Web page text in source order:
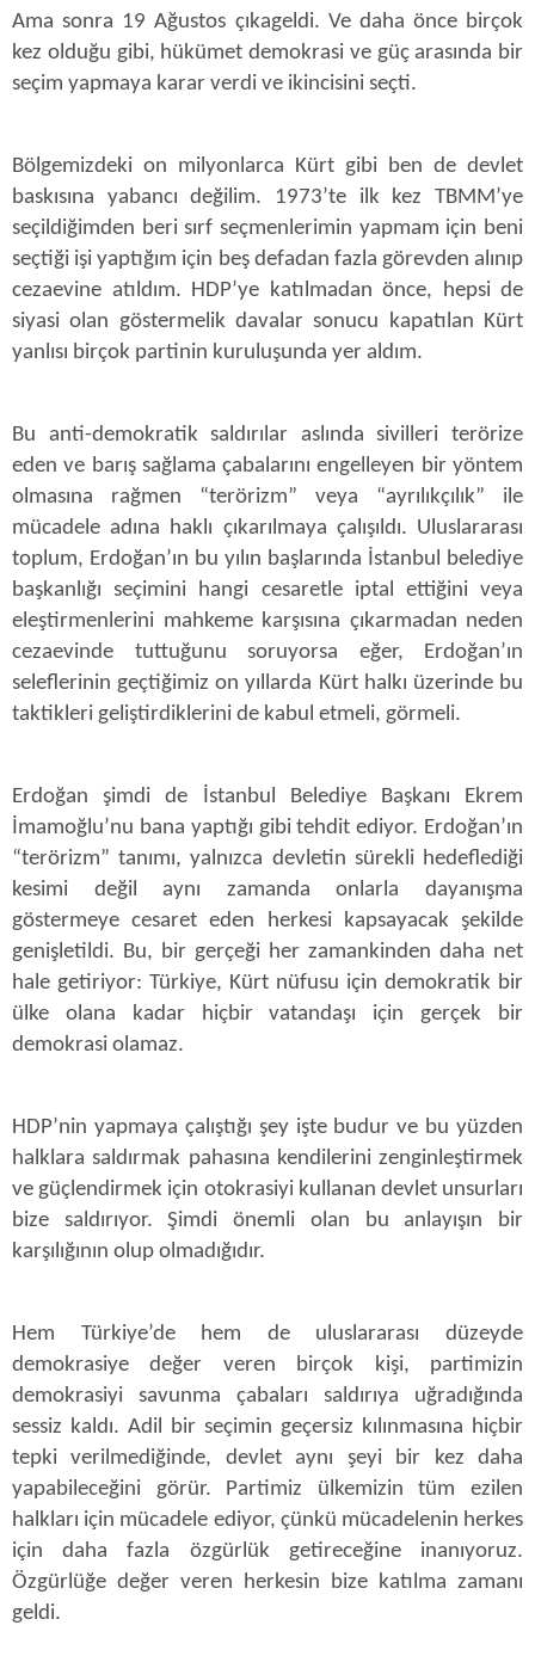
Ama sonra 19 Ağustos çıkageldi. Ve daha önce birçok
kez olduğu gibi, hükümet demokrasi ve güç arasında bir
seçim yapmaya karar verdi ve ikincisini seçti.
Bölgemizdeki on milyonlarca Kürt gibi ben de devlet
baskısına yabancı değilim. 1973’te ilk kez TBMM’ye
seçildiğimden beri sırf seçmenlerimin yapmam için beni
seçtiği işi yaptığım için beş defadan fazla görevden alınıp
cezaevine atıldım. HDP’ye katılmadan önce, hepsi de
siyasi olan göstermelik davalar sonucu kapatılan Kürt
yanlısı birçok partinin kuruluşunda yer aldım.
Bu anti-demokratik saldırılar aslında sivilleri terörize
eden ve barış sağlama çabalarını engelleyen bir yöntem
olmasına rağmen “terörizm” veya “ayrılıkçılık” ile
mücadele adına haklı çıkarılmaya çalışıldı. Uluslararası
toplum, Erdoğan’ın bu yılın başlarında İstanbul belediye
başkanlığı seçimini hangi cesaretle iptal ettiğini veya
eleştirmenlerini mahkeme karşısına çıkarmadan neden
cezaevinde tuttuğunu soruyorsa eğer, Erdoğan’ın
seleflerinin geçtiğimiz on yıllarda Kürt halkı üzerinde bu
taktikleri geliştirdiklerini de kabul etmeli, görmeli.
Erdoğan şimdi de İstanbul Belediye Başkanı Ekrem
İmamoğlu’nu bana yaptığı gibi tehdit ediyor. Erdoğan’ın
“terörizm” tanımı, yalnızca devletin sürekli hedeflediği
kesimi değil aynı zamanda onlarla dayanışma
göstermeye cesaret eden herkesi kapsayacak şekilde
genişletildi. Bu, bir gerçeği her zamankinden daha net
hale getiriyor: Türkiye, Kürt nüfusu için demokratik bir
ülke olana kadar hiçbir vatandaşı için gerçek bir
demokrasi olamaz.
HDP’nin yapmaya çalıştığı şey işte budur ve bu yüzden
halklara saldırmak pahasına kendilerini zenginleştirmek
ve güçlendirmek için otokrasiyi kullanan devlet unsurları
bize saldırıyor. Şimdi önemli olan bu anlayışın bir
karşılığının olup olmadığıdır.
Hem Türkiye’de hem de uluslararası düzeyde
demokrasiye değer veren birçok kişi, partimizin
demokrasiyi savunma çabaları saldırıya uğradığında
sessiz kaldı. Adil bir seçimin geçersiz kılınmasına hiçbir
tepki verilmediğinde, devlet aynı şeyi bir kez daha
yapabileceğini görür. Partimiz ülkemizin tüm ezilen
halkları için mücadele ediyor, çünkü mücadelenin herkes
için daha fazla özgürlük getireceğine inanıyoruz.
Özgürlüğe değer veren herkesin bize katılma zamanı
geldi.